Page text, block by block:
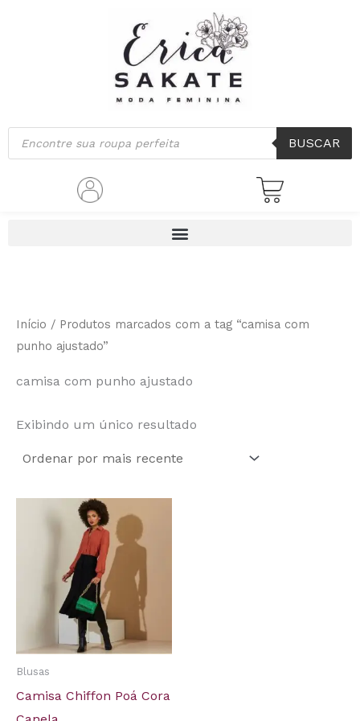
Pesquisar
produtos
BUSCAR
Início / Produtos marcados com a tag “camisa com
punho ajustado”
camisa com punho ajustado
Exibindo um único resultado
Blusas
Camisa Chiffon Poá Cora